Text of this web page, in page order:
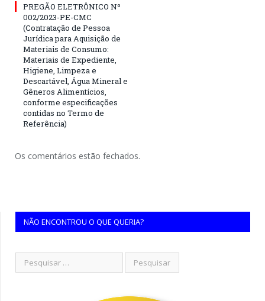
PREGÃO ELETRÔNICO Nº
002/2023-PE-CMC
(Contratação de Pessoa
Jurídica para Aquisição de
Materiais de Consumo:
Materiais de Expediente,
Higiene, Limpeza e
Descartável, Água Mineral e
Gêneros Alimentícios,
conforme especificações
contidas no Termo de
Referência)
Os comentários estão fechados.
NÃO ENCONTROU O QUE QUERIA?